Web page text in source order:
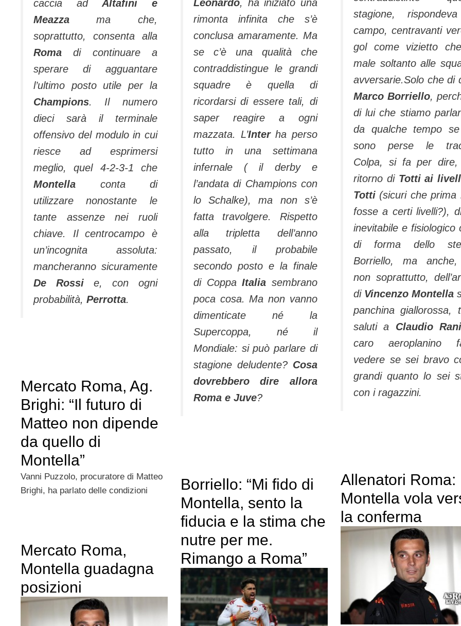
caccia adAltafini e
Meazza ma che,
soprattutto, consenta alla
Romadi continuare a
sperare di agguantare
l’ultimo posto utile per la
Champions. Il numero
dieci sarà il terminale
offensivo del modulo in cui
riesce ad esprimersi
meglio, quel 4-2-3-1 che
Montella conta di
utilizzare nonostante le
tante assenze nei ruoli
chiave. Il centrocampo è
un’incognita assoluta:
mancheranno sicuramente
De Rossi e, con ogni
probabilità, Perrotta.
Leonardo, ha iniziato una
rimonta infinita che s’è
conclusa amaramente. Ma
se c’è una qualità che
contraddistingue le grandi
squadre è quella di
ricordarsi di essere tali, di
saper reagire a ogni
mazzata. L’Interha perso
tutto in una settimana
infernale ( il derby e
l’andata di Champions con
lo Schalke), ma non s’è
fatta travolgere. Rispetto
alla tripletta dell’anno
passato, il probabile
secondo posto e la finale
di CoppaItalia sembrano
poca cosa. Ma non vanno
dimenticate né la
Supercoppa, né il
Mondiale: si può parlare di
stagione deludente? Cosa
dovrebbero dire allora
Roma e Juve?
stagione,
campo, centravanti
gol come vizietto
male soltanto alle
avversarie.Solo che di
Marco Borriello,
di lui che stiamo
da qualche tempo
sono perse le
Colpa, si fa per dire,
ritorno di Totti ai
Totti(sicuri che prima
fosse a certi livelli?),
inevitabile e fisiologico
di forma dello
Borriello, ma
non soprattutto,
di Vincenzo Montella
panchina giallorossa,
saluti a Claudio
caro aeroplanino
vedere se sei bravo
grandi quanto lo sei
con i ragazzini.
Mercato Roma, Ag.
Brighi: “Il futuro di
Matteo non dipende
da quello di
Montella”
Vanni Puzzolo, procuratore di Matteo
Brighi, ha parlato delle condizioni
Allenatori Roma:
Montella vola
la conferma
Borriello: “Mi fido di
Montella, sento la
fiducia e la stima che
nutre per me.
Rimango a Roma”
Mercato Roma,
Montella guadagna
posizioni